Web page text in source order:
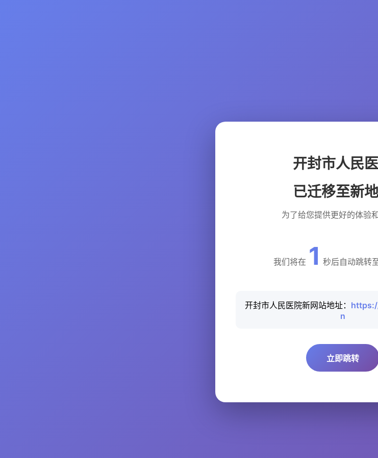
开封市人民
已迁移至新
为了给您提供更好的体验和
我们将在 1 秒后自动跳转
开封市人民医院新网站地址：
n
立即跳转